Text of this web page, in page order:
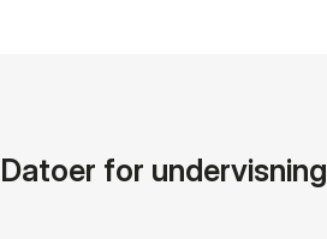
Datoer for undervisning